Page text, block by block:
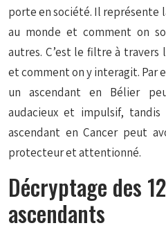
porte en société. Il représente
au monde et comment on
autres. C’est le filtre à
et comment on y interagit. Par
un ascendant en Bélier
audacieux et impulsif, tandis
ascendant en Cancer peut
protecteur et attentionné.
Décryptage des
ascendants